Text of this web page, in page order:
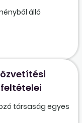
álló
társaság egyes